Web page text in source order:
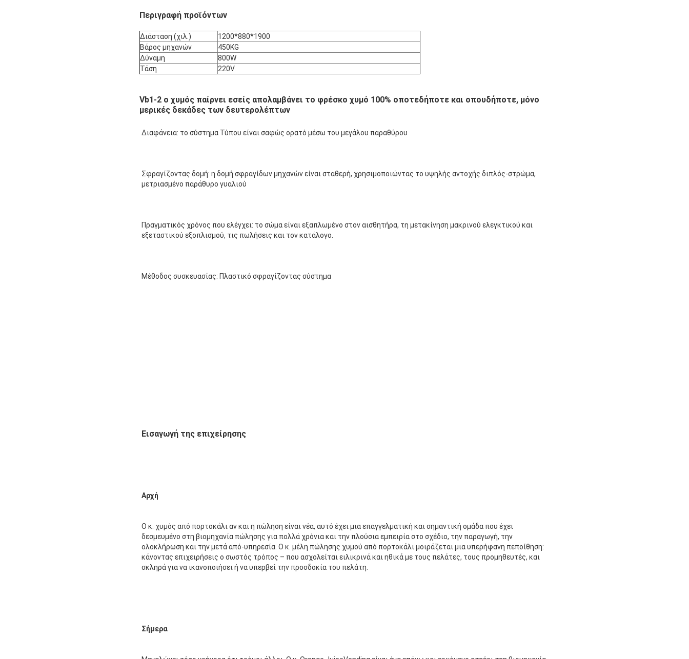
Περιγραφή προϊόντων
Διάσταση (χιλ.)
1200*880*1900
Βάρος μηχανών
450KG
Δύναμη
800W
Τάση
220V
Vb1-2 ο χυμός παίρνει εσείς απολαμβάνει το φρέσκο χυμό 100% οποτεδήποτε και οπουδήποτε, μόνο
μερικές δεκάδες των δευτερολέπτων
Διαφάνεια: το σύστημα Τύπου είναι σαφώς ορατό μέσω του μεγάλου παραθύρου
Σφραγίζοντας δομή: η δομή σφραγίδων μηχανών είναι σταθερή, χρησιμοποιώντας το υψηλής αντοχής διπλός-στρώμα,
μετριασμένο παράθυρο γυαλιού
Πραγματικός χρόνος που ελέγχει: το σώμα είναι εξαπλωμένο στον αισθητήρα, τη μετακίνηση μακρινού ελεγκτικού και
εξεταστικού εξοπλισμού, τις πωλήσεις και τον κατάλογο.
Μέθοδος συσκευασίας: Πλαστικό σφραγίζοντας σύστημα
Εισαγωγή της επιχείρησης
Αρχή
Ο κ. χυμός από πορτοκάλι αν και η πώληση είναι νέα, αυτό έχει μια επαγγελματική και σημαντική ομάδα που έχει
δεσμευμένο στη βιομηχανία πώλησης για πολλά χρόνια και την πλούσια εμπειρία στο σχέδιο, την παραγωγή, την
ολοκλήρωση και την μετά από-υπηρεσία. Ο κ. μέλη πώλησης χυμού από πορτοκάλι μοιράζεται μια υπερήφανη πεποίθηση:
κάνοντας επιχειρήσεις ο σωστός τρόπος – που ασχολείται ειλικρινά και ηθικά με τους πελάτες, τους προμηθευτές, και
σκληρά για να ικανοποιήσει ή να υπερβεί την προσδοκία του πελάτη.
Σήμερα